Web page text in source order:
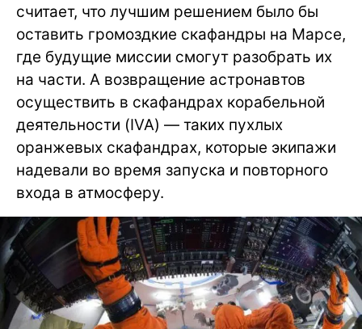
считает, что лучшим решением было бы
оставить громоздкие скафандры на Марсе,
где будущие миссии смогут разобрать их
на части. А возвращение астронавтов
осуществить в скафандрах корабельной
деятельности (IVA) — таких пухлых
оранжевых скафандрах, которые экипажи
надевали во время запуска и повторного
входа в атмосферу.